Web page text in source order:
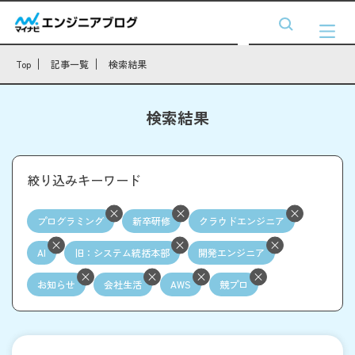
Top 記事一覧 検索結果
検索結果
絞り込みキーワード
プログラミング 新卒研修 クラウドエンジニア
AI 旧：システム統括本部 開発エンジニア
お知らせ 会社生活 AWS 競プロ